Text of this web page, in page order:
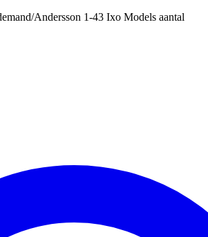
Andersson 1-43 Ixo Models aantal